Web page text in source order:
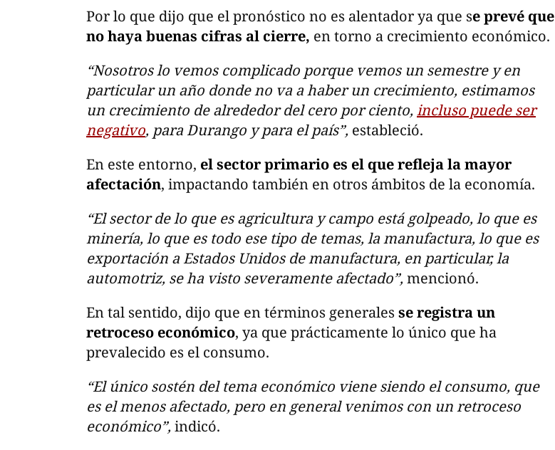
Por lo que dijo que el pronóstico no es alentador ya que se prevé que
no haya buenas cifras al cierre, en torno a crecimiento económico.
“Nosotros lo vemos complicado porque vemos un semestre y en
particular un año donde no va a haber un crecimiento, estimamos
un crecimiento de alrededor del cero por ciento,incluso puede ser
negativo, para Durango y para el país”, estableció.
En este entorno, el sector primario es el que refleja la mayor
afectación, impactando también en otros ámbitos de la economía.
“El sector de lo que es agricultura y campo está golpeado, lo que es
minería, lo que es todo ese tipo de temas, la manufactura, lo que es
exportación a Estados Unidos de manufactura, en particular, la
automotriz, se ha visto severamente afectado”,mencionó.
En tal sentido, dijo que en términos generales se registra un
retroceso económico, ya que prácticamente lo único que ha
prevalecido es el consumo.
“El único sostén del tema económico viene siendo el consumo, que
es el menos afectado, pero en general venimos con un retroceso
económico”,indicó.